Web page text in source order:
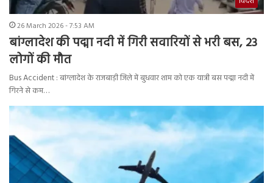
26 March 2026 - 7:53 AM
बांग्लादेश की पद्मा नदी में गिरी सवारियों से भरी बस, 23
लोगों की मौत
Bus Accident : बांग्लादेश के राजबाड़ी जिले में बुधवार शाम को एक यात्री बस पद्मा नदी में
गिरने से कम…